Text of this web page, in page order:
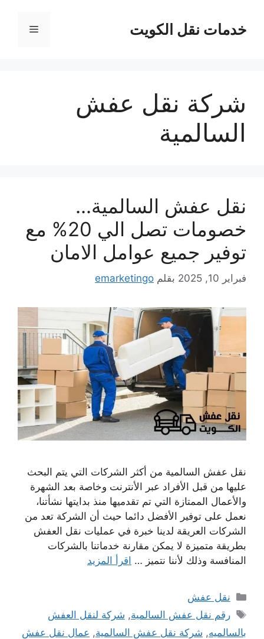
المحتوىخدمات نقل الكويت القائمة
شركة نقل عفش
السالمية
نقل عفش السالمية…
خصومات تصل الي 20% مع
توفير جميع عوامل الامان
فبراير 10, 2025 بقلم emarketingo
نقل عفش السالمية من أكثر الشركات التي يتم البحث
عليها من قبل الأفراد عبر الأنترنت وخاصة بعد الشهرة
والأعمال الممتازة التي تم تقدميها منذ بدايتها نشأتنا،
نعمل على توفير الأفضل دائما حيث أن الشركة تعد من
الشركات العريقة لدينا خبرة في عمليات نقل العفش
بطريقة متميزة لا يمكن مقارنة خدماتنا بالشركات
المنافسة وذلك لأننا نتميز … اقرأ المزيد
التصنيفات
نقل عفش
الوسوم
رقم نقل عفش السالمية, شركة لنقل العفش
بالسالميه, شركة نقل عفش السالمية, عمال نقل عفش